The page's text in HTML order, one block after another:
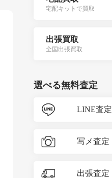
宅配キットで買取
出張買取
全国出張買取
選べる無料査定
LINE査定
写メ査定
出張査定